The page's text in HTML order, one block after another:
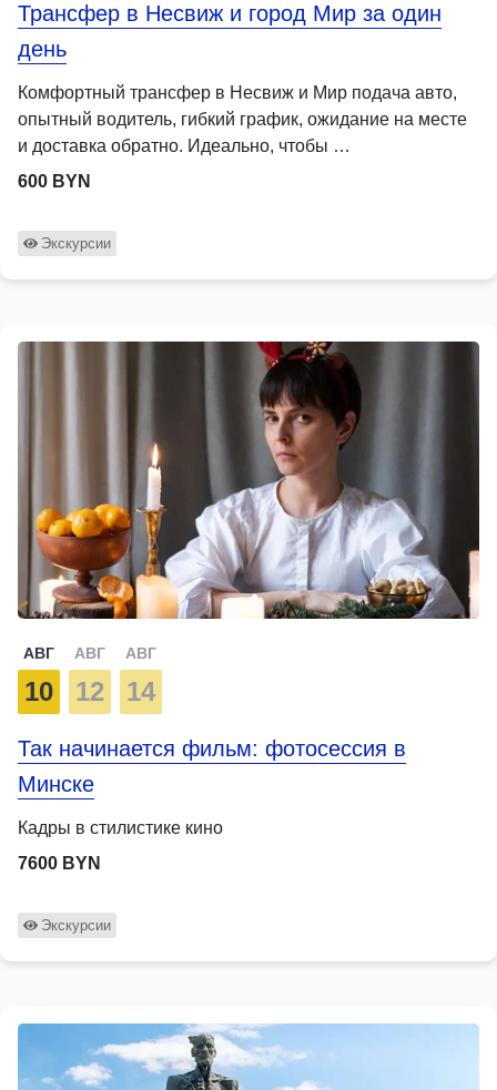
Трансфер в Несвиж и город Мир за один
день
Комфортный трансфер в Несвиж и Мир подача авто,
опытный водитель, гибкий график, ожидание на месте
и доставка обратно. Идеально, чтобы …
600 BYN
Экскурсии
АВГ
10
АВГ
12
АВГ
14
Так начинается фильм: фотосессия в
Минске
Кадры в стилистике кино
7600 BYN
Экскурсии